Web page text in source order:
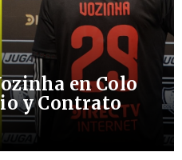
en Colo
y Contrato